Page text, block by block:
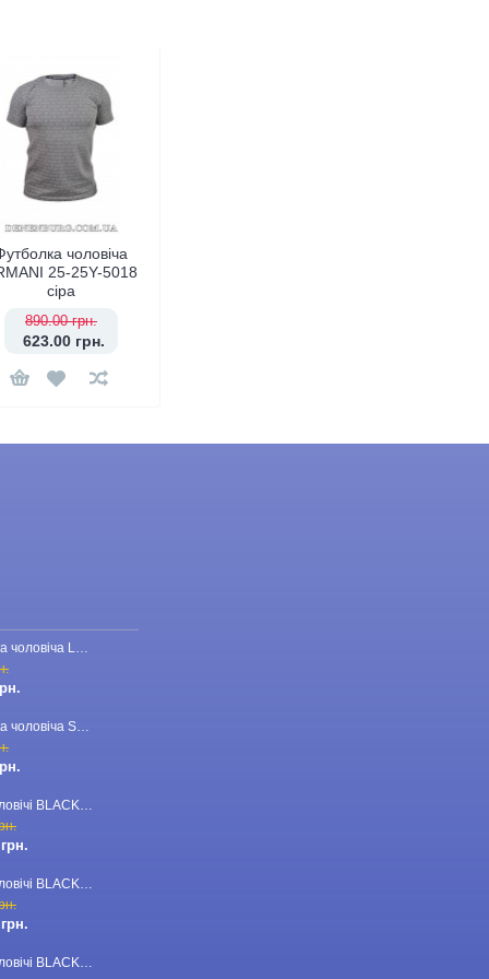
чоловіча
25-25Y-5018
сіра
890.00 грн.
623.00 грн.
Бейсболка чоловіча LORO PIANA 23-CAP-110 червона
Бейсболка чоловіча STEFANO RICCI 23-CAP-03 темно-синя
Брюки чоловічі BLACKZI 24-8167 бежеві
Брюки чоловічі BLACKZI 24-8167 темно-зелені
Брюки чоловічі BLACKZI 24-8167 темно-сірі